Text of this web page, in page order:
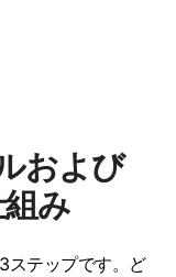
および
み
ステップです。ど